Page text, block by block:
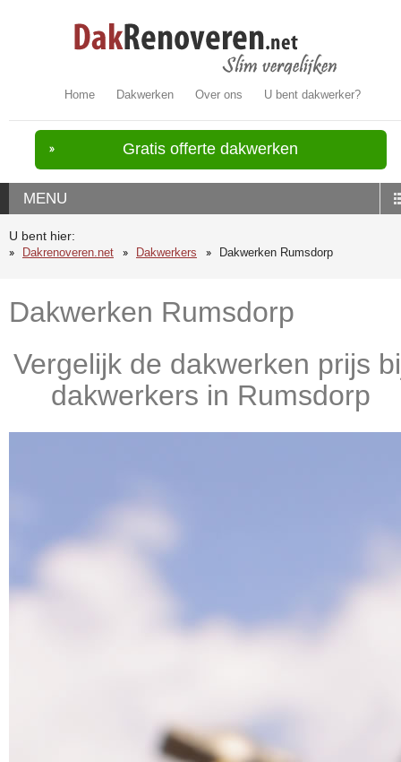
Home Dakwerken Over ons U bent dakwerker?
Gratis offerte dakwerken
MENU
U bent hier:
Dakrenoveren.net
Dakwerkers Dakwerken Rumsdorp
Dakwerken Rumsdorp
Vergelijk de dakwerken prijs
dakwerkers in Rumsdorp